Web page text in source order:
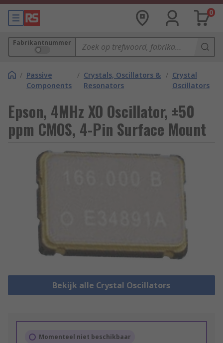
0
Fabrikantnummer
/ Passive
Components
/ Crystals, Oscillators &
Resonators
/ Crystal
Oscillators
Epson, 4MHz XO Oscillator, ±50
ppm CMOS, 4-Pin Surface Mount
Bekijk alle Crystal Oscillators
Momenteel niet beschikbaar